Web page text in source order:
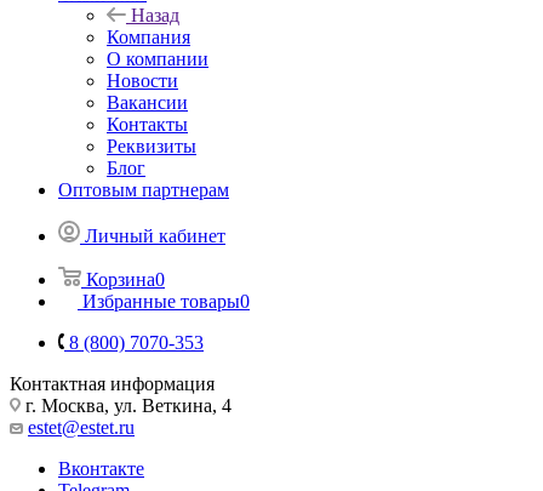
Назад
Компания
О компании
Новости
Вакансии
Контакты
Реквизиты
Блог
Оптовым партнерам
Личный кабинет
Корзина0
Избранные товары0
8 (800) 7070-353
Контактная информация
г. Москва, ул. Веткина, 4
estet@estet.ru
Вконтакте